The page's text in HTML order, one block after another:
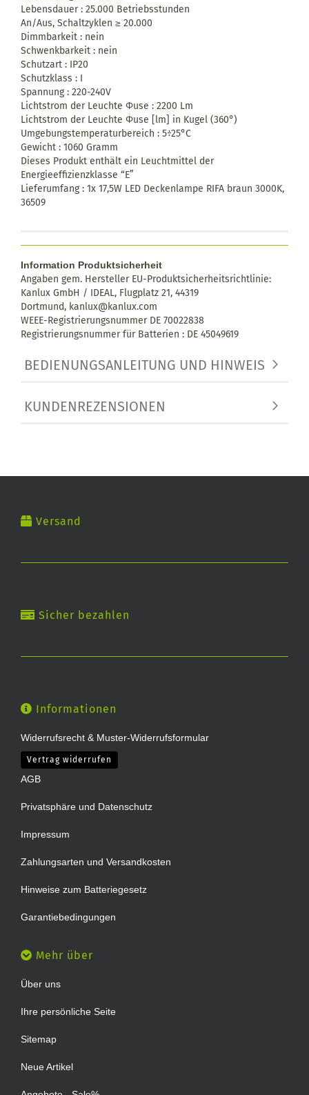
Lebensdauer : 25.000 Betriebsstunden
An/Aus, Schaltzyklen ≥ 20.000
Dimmbarkeit : nein
Schwenkbarkeit : nein
Schutzart : IP20
Schutzklass : I
Spannung : 220-240V
Lichtstrom der Leuchte Φuse : 2200 Lm
Lichtstrom der Leuchte Φuse [lm] in Kugel (360°)
Umgebungstemperaturbereich : 5÷25°C
Gewicht : 1060 Gramm
Dieses Produkt enthält ein Leuchtmittel der
Energieeffizienzklasse “E”
Lieferumfang : 1x 17,5W LED Deckenlampe RIFA braun 3000K,
36509
Information Produktsicherheit
Angaben gem. Hersteller EU-Produktsicherheitsrichtlinie:
Kanlux GmbH / IDEAL, Flugplatz 21, 44319
Dortmund, kanlux@kanlux.com
WEEE-Registrierungsnummer DE 70022838
Registrierungsnummer für Batterien : DE 45049619
BEDIENUNGSANLEITUNG UND HINWEIS
KUNDENREZENSIONEN
Versand
Sicher bezahlen
Informationen
Widerrufsrecht & Muster-Widerrufsformular
Vertrag widerrufen
AGB
Privatsphäre und Datenschutz
Impressum
Zahlungsarten und Versandkosten
Hinweise zum Batteriegesetz
Garantiebedingungen
Mehr über
Über uns
Ihre persönliche Seite
Sitemap
Neue Artikel